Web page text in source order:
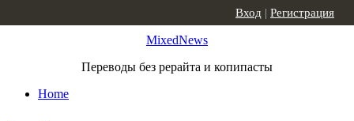
MixedNews
Переводы без рерайта и копипасты
Home
Вход | Регистрация